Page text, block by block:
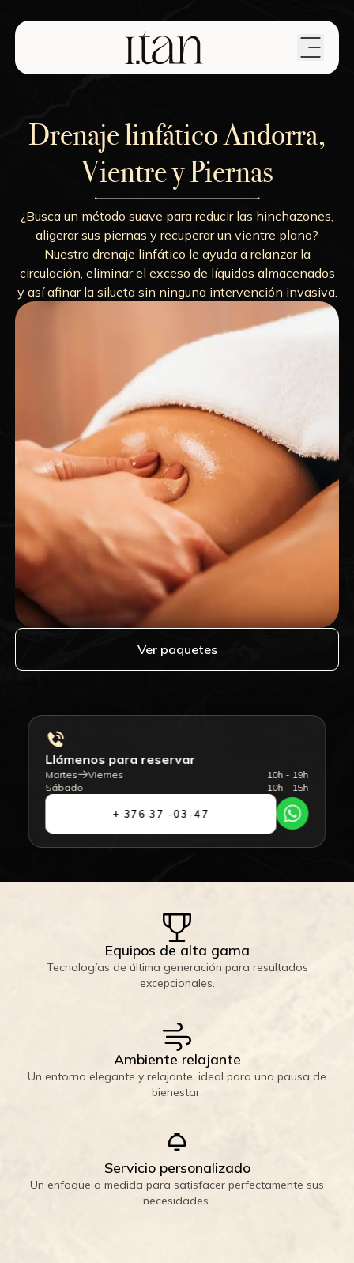
Drenaje linfático Andorra,
Vientre y Piernas
¿Busca un método suave para reducir las hinchazones,
aligerar sus piernas y recuperar un vientre plano?
Nuestro drenaje linfático le ayuda a relanzar la
circulación, eliminar el exceso de líquidos almacenados
y así afinar la silueta sin ninguna intervención invasiva.
Ver paquetes
Llámenos para reservar
10h - 19h
Martes
Viernes
10h - 15h
Sábado
+ 376 37 -03-47
Equipos de alta gama
Tecnologías de última generación para resultados
excepcionales.
Ambiente relajante
Un entorno elegante y relajante, ideal para una pausa de
bienestar.
Servicio personalizado
Un enfoque a medida para satisfacer perfectamente sus
necesidades.